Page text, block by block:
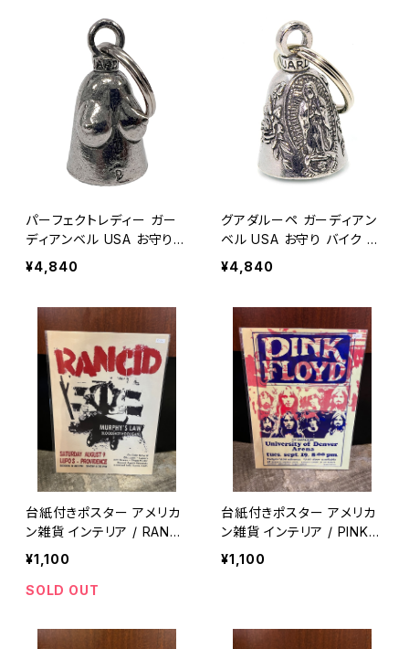
パーフェクトレディー ガー
ディアンベル USA お守り
バイク アメカジ / GUARDI
AN BELL biker bell luck
030】
¥4,840
グアダルーペ ガーディアン
ベル USA お守り バイク ア
メカジ / GUARDIAN BELL
biker bell lucky charm
¥4,840
台紙付きポスター アメリカ
ン雑貨 インテリア / RANCI
D Poster / metal wall de
cor garage decor 【A17
2】
¥1,100
SOLD OUT
台紙付きポスター アメリカ
ン雑貨 インテリア / PINK F
LOYD metal wall decor
garage decor 【A171】
¥1,100